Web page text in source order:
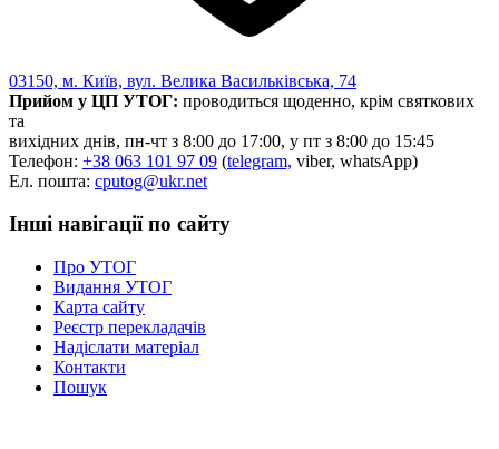
На допомогу військовим
Нормативна база УТОГ
Конвенція ООН
Законодавство
Документи ВФГ
03150, м. Київ, вул. Велика Васильківська, 74
Прийом у ЦП УТОГ: проводиться щоденно, крім святкових
та
вихідних днів, пн-чт з 8:00 до 17:00, у пт з 8:00 до 15:45
Телефон: +38 063 101 97 09 (telegram, viber, whatsApp)
Ел. пошта: cputog@ukr.net
Інші навігації по сайту
Про УТОГ
Видання УТОГ
Карта сайту
Реєстр перекладачів
Надіслати матеріал
Контакти
Пошук